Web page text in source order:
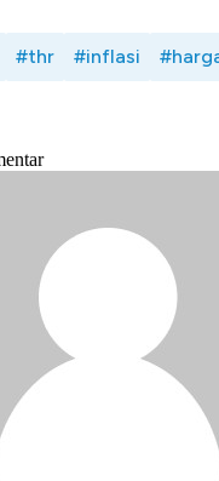
#thr #inflasi